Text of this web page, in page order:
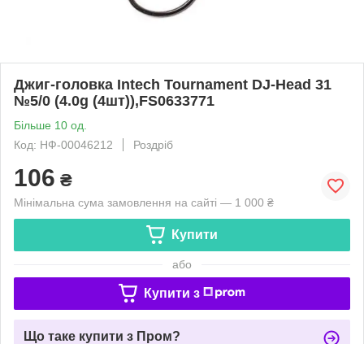
Джиг-головка Intech Tournament DJ-Head 31
№5/0 (4.0g (4шт)),FS0633771
Більше 10 од.
Код: НФ-00046212
Роздріб
106 ₴
Мінімальна сума замовлення на сайті — 1 000 ₴
Купити
або
Купити з
Що таке купити з Пром?